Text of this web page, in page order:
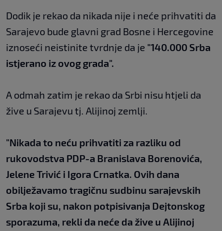
Dodik je rekao da nikada nije i neće prihvatiti da
Sarajevo bude glavni grad Bosne i Hercegovine
iznoseći neistinite tvrdnje da je "140.000 Srba
istjerano iz ovog grada".
A odmah zatim je rekao da Srbi nisu htjeli da
žive u Sarajevu tj. Alijinoj zemlji.
"Nikada to neću prihvatiti za razliku od
rukovodstva PDP-a Branislava Borenovića,
Jelene Trivić i Igora Crnatka. Ovih dana
obilježavamo tragičnu sudbinu sarajevskih
Srba koji su, nakon potpisivanja Dejtonskog
sporazuma, rekli da neće da žive u Alijinoj